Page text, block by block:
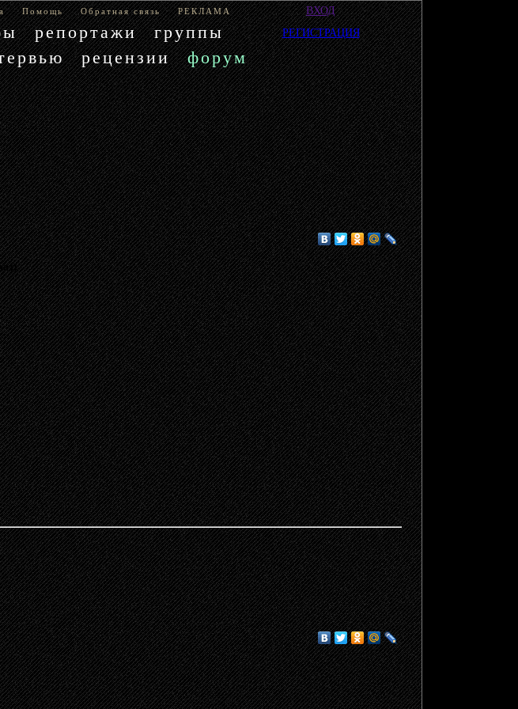
Помощь Обратная связь РЕКЛАМА
репортажи
группы
рецензии форум
ВХОД
РЕГИСТРАЦИЯ